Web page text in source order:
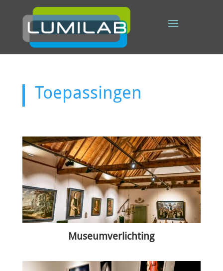
Toepassingen
Museumverlichting